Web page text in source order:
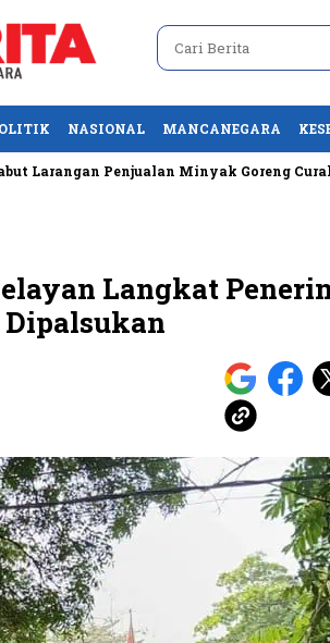
NASIONAL MANCANEGARA
Penjualan Minyak Goreng Curah
Langkat
Dipalsukan